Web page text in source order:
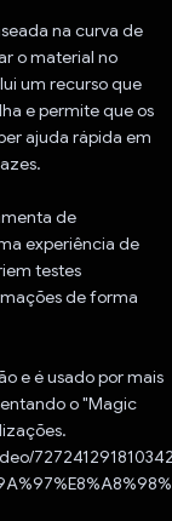
na curva de
o material no
um recurso que
e permite que os
ajuda rápida em
de
experiência de
testes
de forma
e é usado por mais
o "Magic